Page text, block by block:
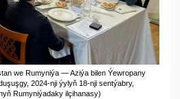
we Rumyniýa — Aziýa bilen Ýewropany
2024-nji ýylyň 18-nji sentýabry,
Rumyniýadaky ilçihanasy)